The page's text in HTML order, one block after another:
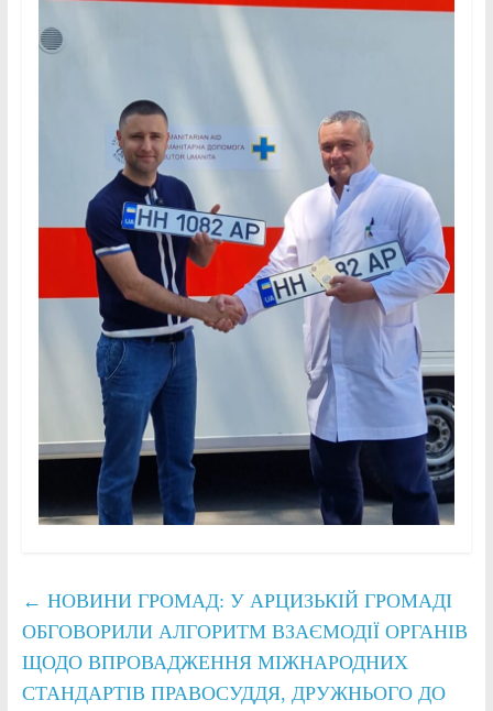
← НОВИНИ ГРОМАД: У АРЦИЗЬКІЙ ГРОМАДІ
ОБГОВОРИЛИ АЛГОРИТМ ВЗАЄМОДІЇ ОРГАНІВ
ЩОДО ВПРОВАДЖЕННЯ МІЖНАРОДНИХ
СТАНДАРТІВ ПРАВОСУДДЯ, ДРУЖНЬОГО ДО